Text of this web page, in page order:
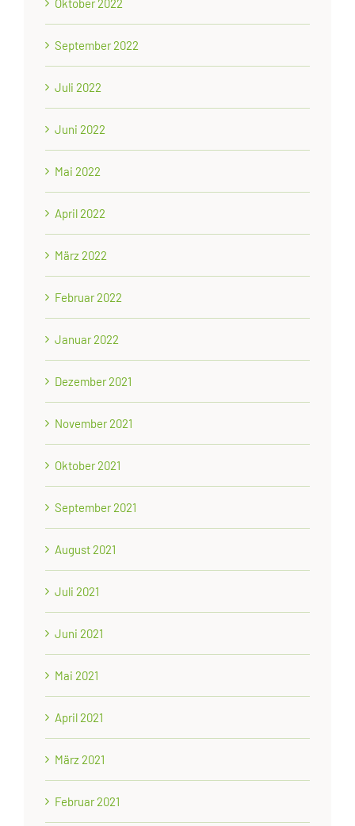
Oktober 2022
September 2022
Juli 2022
Juni 2022
Mai 2022
April 2022
März 2022
Februar 2022
Januar 2022
Dezember 2021
November 2021
Oktober 2021
September 2021
August 2021
Juli 2021
Juni 2021
Mai 2021
April 2021
März 2021
Februar 2021